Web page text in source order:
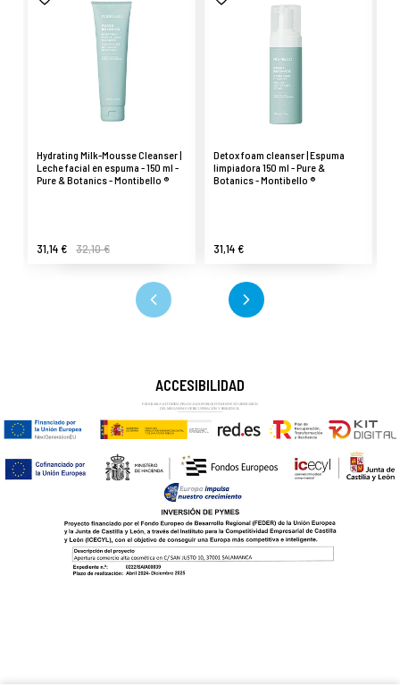
Hydrating Milk-Mousse Cleanser |
Leche facial en espuma - 150 ml -
Pure & Botanics - Montibello ®
31,14 € 32,10 €
Detox foam cleanser | Espuma
limpiadora 150 ml - Pure &
Botanics - Montibello ®
31,14 €
ACCESIBILIDAD